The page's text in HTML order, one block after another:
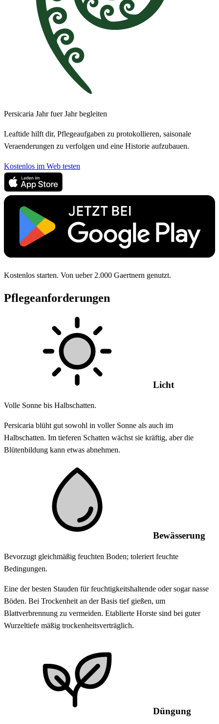
Persicaria Jahr fuer Jahr begleiten
Leaftide hilft dir, Pflegeaufgaben zu protokollieren, saisonale
Veraenderungen zu verfolgen und eine Historie aufzubauen.
Kostenlos im Web testen
Kostenlos starten. Von ueber 2.000 Gaertnern genutzt.
Pflegeanforderungen
Licht
Volle Sonne bis Halbschatten.
Persicaria blüht gut sowohl in voller Sonne als auch im
Halbschatten. Im tieferen Schatten wächst sie kräftig, aber die
Blütenbildung kann etwas abnehmen.
Bewässerung
Bevorzugt gleichmäßig feuchten Boden; toleriert feuchte
Bedingungen.
Eine der besten Stauden für feuchtigkeitshaltende oder sogar nasse
Böden. Bei Trockenheit an der Basis tief gießen, um
Blattverbrennung zu vermeiden. Etablierte Horste sind bei guter
Wurzeltiefe mäßig trockenheitsverträglich.
Düngung